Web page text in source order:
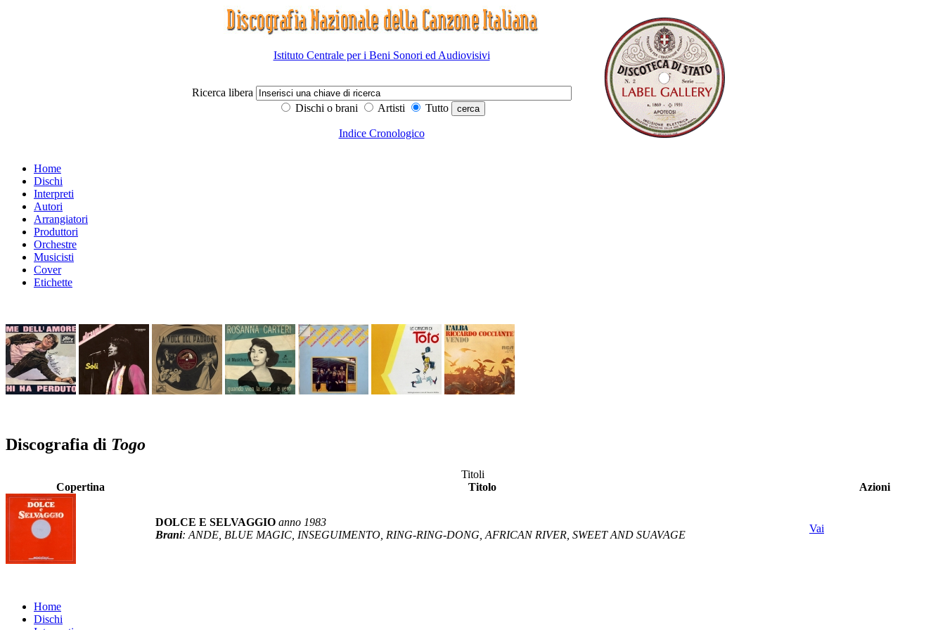
Istituto Centrale per i Beni Sonori ed Audiovisivi
Ricerca libera
Dischi o brani
Artisti Tutto
Indice Cronologico
Home
Dischi
Interpreti
Autori
Arrangiatori
Produttori
Orchestre
Musicisti
Cover
Etichette
Discografia di Togo
Titoli
Copertina
Titolo Azioni
DOLCE E SELVAGGIO anno 1983
Brani: ANDE, BLUE MAGIC, INSEGUIMENTO, RING-RING-DONG, AFRICAN RIVER, SWEET AND SUAVAGE
Vai
Home
Dischi